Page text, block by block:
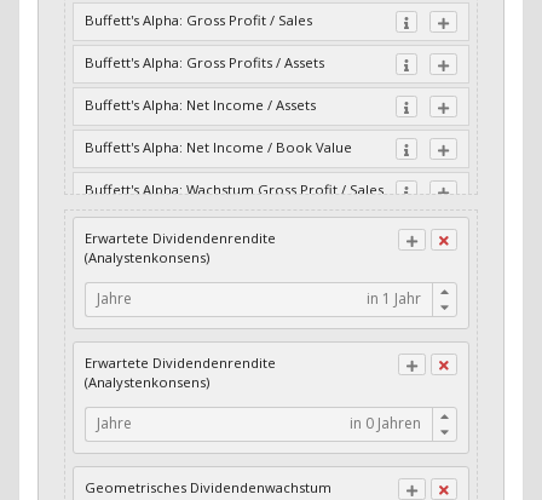
Buffett's Alpha: Gross Profit / Sales
Buffett's Alpha: Gross Profits / Assets
Buffett's Alpha: Net Income / Assets
Buffett's Alpha: Net Income / Book Value
Buffett's Alpha: Wachstum Gross Profit / Sales
Buffett's Alpha: Wachstum Residual Cash Flow
/ Assets
Buffett's Alpha: Wachstum Residual Gross
Profits / Assets
Income / Assets
Buffett's Alpha: Wachstum Residual Net
Income / Book Value
Cash-Quote
Erwartete Dividendenrendite
(Analystenkonsens)
Jahre
Erwartete Dividendenrendite
(Analystenkonsens)
Jahre
Geometrisches Dividendenwachstum